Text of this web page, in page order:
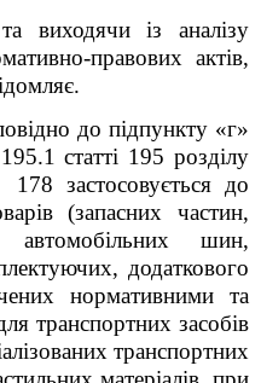
виходячи із аналізу
правових актів,
до підпункту «г»
статті 195 розділу
застосовується до
(запасних частин,
автомобільних шин,
додаткового
нормативними та
транспортних засобів
транспортних